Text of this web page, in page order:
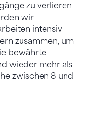
zu verlieren
wir
intensiv
zusammen, um
bewährte
wieder mehr als
zwischen 8 und